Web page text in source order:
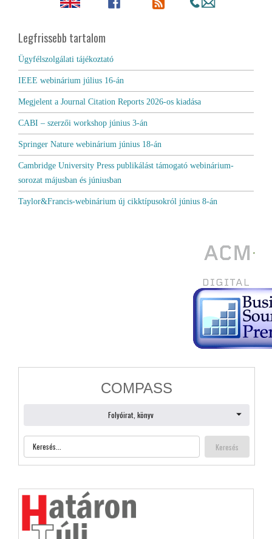
Legfrissebb tartalom
Ügyfélszolgálati tájékoztató
IEEE webinárium július 16-án
Megjelent a Journal Citation Reports 2026-os kiadása
CABI – szerzői workshop június 3-án
Springer Nature webinárium június 18-án
Cambridge University Press publikálást támogató webinárium-
sorozat májusban és júniusban
Taylor&Francis-webinárium új cikktípusokról június 8-án